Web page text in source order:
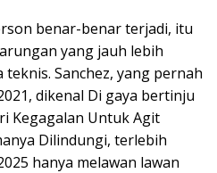
benar-benar terjadi, itu
yang jauh lebih
Sanchez, yang pernah
dikenal Di gaya bertinju
Kegagalan Untuk Agit
Dilindungi, terlebih
hanya melawan lawan